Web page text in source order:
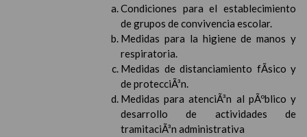
Condiciones para el establecimiento
de grupos de convivencia escolar.
Medidas para la higiene de manos y
respiratoria.
Medidas de distanciamiento fÃ­sico y
de protecciÃ³n.
Medidas para atenciÃ³n al pÃºblico y
desarrollo de actividades de
tramitaciÃ³n administrativa